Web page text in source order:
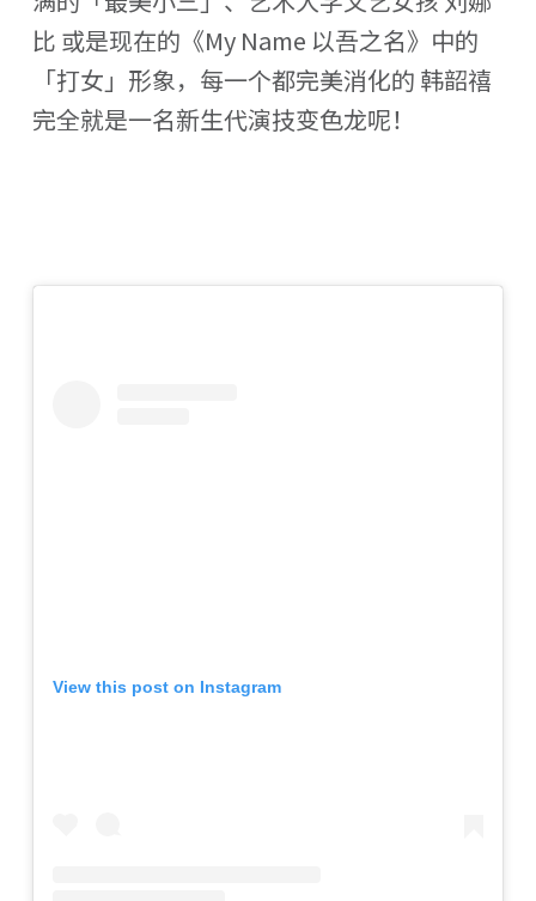
比 或是现在的《My Name 以吾之名》中的
「打女」形象，每一个都完美消化的 韩韶禧
完全就是一名新生代演技变色龙呢！
View this post on Instagram